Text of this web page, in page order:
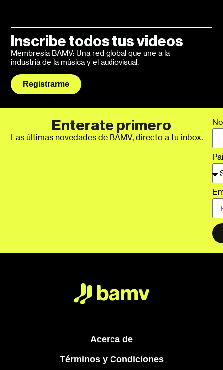
Inscribe todos tus videos
Membresía BAMV: Una red global que une a la
industria de la música y el audiovisual.
Registrarme
Enterate primero
Las últimas novedades de BAMV, directo a tu inbox.
Acerca de
Términos y Condiciones